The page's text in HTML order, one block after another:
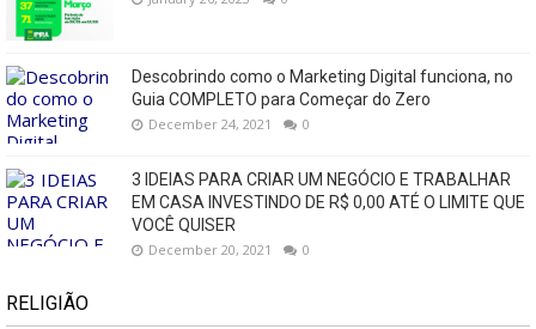
Descobrindo como o Marketing Digital funciona, no
Guia COMPLETO para Começar do Zero
December 24, 2021 0
3 IDEIAS PARA CRIAR UM NEGÓCIO E TRABALHAR
EM CASA INVESTINDO DE R$ 0,00 ATÉ O LIMITE QUE
VOCÊ QUISER
December 20, 2021 0
RELIGIÃO